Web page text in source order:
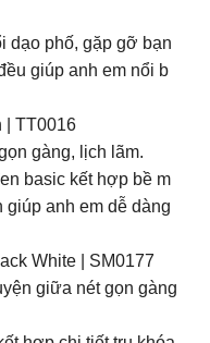
dạo phố, gặp gỡ bạn
giúp anh em nổi b
| TT0016
gàng, lịch lãm.
basic kết hợp bề m
giúp anh em dễ dàng
White | SM0177
giữa nét gọn gàng